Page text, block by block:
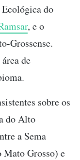
Ecológica do
, e o
Grossense.
de
sobre os
do Alto
a Sema
Grosso) e